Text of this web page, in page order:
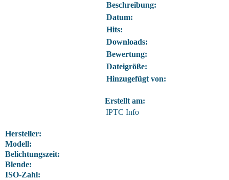
Beschreibung:
Datum:
Hits:
Downloads:
Bewertung:
Dateigröße:
Hinzugefügt von:
Erstellt am:
IPTC Info
Hersteller:
Modell:
Belichtungszeit:
Blende:
ISO-Zahl: